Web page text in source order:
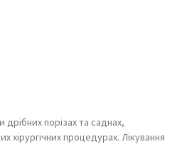
порізах та саднах,
хірургічних процедурах. Лікування